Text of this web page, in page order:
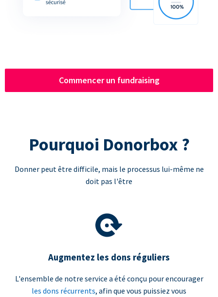
Commencer un fundraising
Pourquoi Donorbox ?
Donner peut être difficile, mais le processus lui-même ne
doit pas l'être
Augmentez les dons réguliers
L'ensemble de notre service a été conçu pour encourager
les dons récurrents, afin que vous puissiez vous